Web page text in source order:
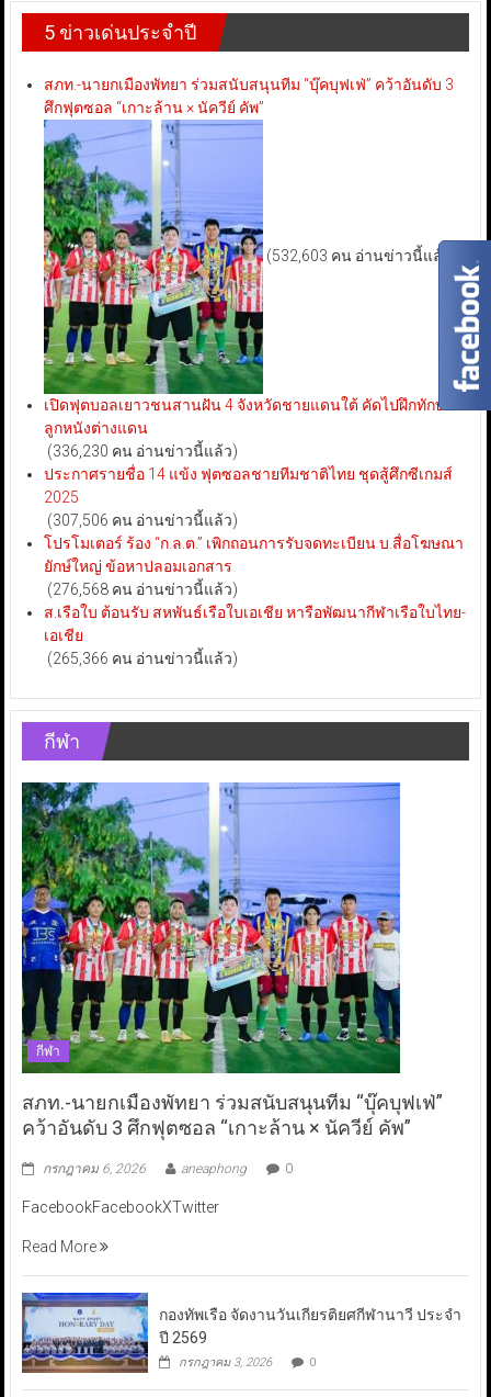
5 ข่าวเด่นประจำปี
สภท.-นายกเมืองพัทยา ร่วมสนับสนุนทีม “บุ๊คบุฟเฟ่” คว้าอันดับ 3
ศึกฟุตซอล “เกาะล้าน × นัควีย์ คัพ”
(532,603 คน อ่านข่าวนี้แล้ว)
เปิดฟุตบอลเยาวชนสานฝัน 4 จังหวัดชายแดนใต้ คัดไปฝึกทักษะ
ลูกหนังต่างแดน
(336,230 คน อ่านข่าวนี้แล้ว)
ประกาศรายชื่อ 14 แข้ง ฟุตซอลชายทีมชาติไทย ชุดสู้ศึกซีเกมส์
2025
(307,506 คน อ่านข่าวนี้แล้ว)
โปรโมเตอร์ ร้อง “ก.ล.ต.” เพิกถอนการรับจดทะเบียน บ.สื่อโฆษณา
ยักษ์ใหญ่ ข้อหาปลอมเอกสาร
(276,568 คน อ่านข่าวนี้แล้ว)
ส.เรือใบ ต้อนรับ สหพันธ์เรือใบเอเชีย หารือพัฒนากีฬาเรือใบไทย-
เอเชีย
(265,366 คน อ่านข่าวนี้แล้ว)
กีฬา
กีฬา
สภท.-นายกเมืองพัทยา ร่วมสนับสนุนทีม “บุ๊คบุฟเฟ่”
คว้าอันดับ 3 ศึกฟุตซอล “เกาะล้าน × นัควีย์ คัพ”
กรกฎาคม 6, 2026 aneaphong 0
FacebookFacebookXTwitter
Read More
กองทัพเรือ จัดงานวันเกียรติยศกีฬานาวี ประจำ
ปี 2569
กรกฎาคม 3, 2026 0